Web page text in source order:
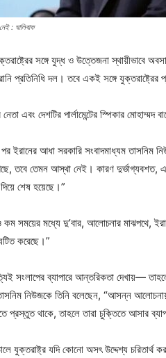
: ঘালিবাফ
সঙ্গে যুদ্ধ ও উত্তেজনা স্থায়ীভাবে
প্রতিনিধি দল। তবে একই সঙ্গে
এবং দেশটির পার্লামেন্টের স্পিকার
ইরানের আধা সরকারি সংবাদমাধ্যম তাসনিম
তবে তেমন আস্থা নেই। কারণ দুর্ভাগ্যবশত,
শেষ হয়েছে।”
সময়ের মধ্যে দু’বার, আলোচনার মাঝপথে,
করেছে।”
সংলাপের ব্যাপারে আন্তরিকতা দেখায়—
নিউজকে তিনি বলেছেন, “আসন্ন
থাকে, তাহলে তারা চুক্তিতে আসার
যুক্তরাষ্ট্র যদি কোনো অসৎ উদ্দেশ্য চরিতার্থ